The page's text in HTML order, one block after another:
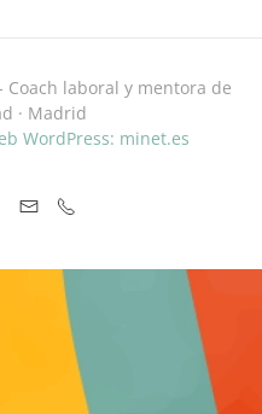
laboral y mentora de
· Madrid
WordPress: minet.es